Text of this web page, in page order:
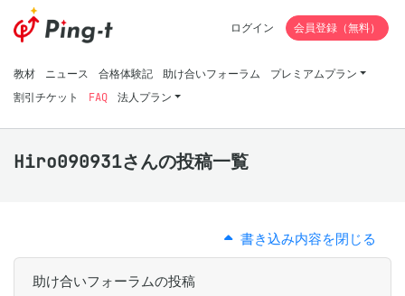
教材 ニュース 合格体験記 助け合いフォーラム
プレミアムプラン
割引チケット
FAQ 法人プラン
ログイン 会員登録（無料）
Hiro090931さんの投稿一覧
書き込み内容を閉じる
助け合いフォーラムの投稿